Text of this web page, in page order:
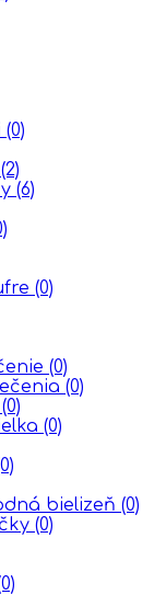
(0)
(2)
(6)
(0)
(0)
(0)
(0)
(0)
bielizeň (0)
(0)